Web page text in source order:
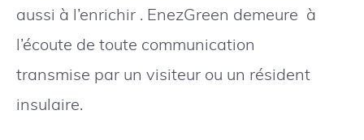
aussi à l’enrichir . EnezGreen demeure à
l’écoute de toute communication
transmise par un visiteur ou un résident
insulaire.